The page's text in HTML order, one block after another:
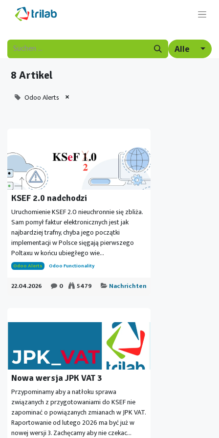
Alle
8 Artikel
Odoo Alerts ×
KSEF 2.0 nadchodzi
Uruchomienie KSEF 2.0 nieuchronnie się zbliża.
Sam pomył faktur elektronicznych jest jak
najbardziej trafny, chyba jego początki
implementacji w Polsce sięgają pierwszego
Poltaxu w końcu ubiegłego wie...
Odoo Alerts Odoo Functionality
22.04.2026 0 5479 Nachrichten
Nowa wersja JPK VAT 3
Przypominamy aby a natłoku sprawa
związanych z przygotowaniami do KSEF nie
zapominać o powiązanych zmianach w JPK VAT.
Raportowanie od lutego 2026 ma być już w
nowej wersji 3. Zachęcamy aby nie czekac...